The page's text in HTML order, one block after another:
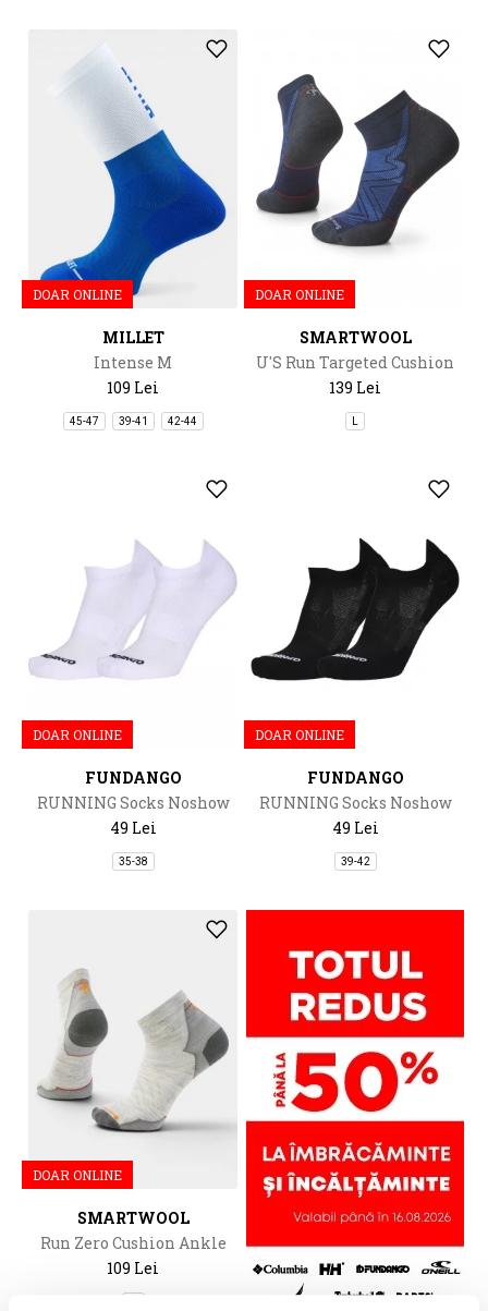
DOAR ONLINE
MILLET
Intense M
109 Lei
45-47 39-41 42-44
DOAR ONLINE
SMARTWOOL
U'S Run Targeted Cushion
Ankle Socks
139 Lei
DOAR ONLINE
FUNDANGO
RUNNING Socks Noshow
49 Lei
35-38
DOAR ONLINE
FUNDANGO
RUNNING Socks Noshow
49 Lei
39-42
DOAR ONLINE
SMARTWOOL
Run Zero Cushion Ankle
Socks
109 Lei